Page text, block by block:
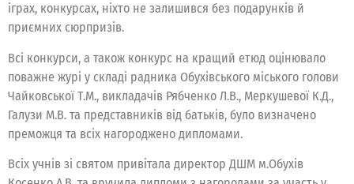
іграх, конкурсах, ніхто не залишився без подарунків й
приємних сюрпризів.
Всі конкурси, а також конкурс на кращий етюд оцінювало
поважне журі у складі радника Обухівського міського голови
Чайковської Т.М., викладачів Рябченко Л.В., Меркушевої К.Д.,
Галузи М.В. та представників від батьків, було визначено
преможця та всіх нагороджено дипломами.
Всіх учнів зі святом привітала директор ДШМ м.Обухів